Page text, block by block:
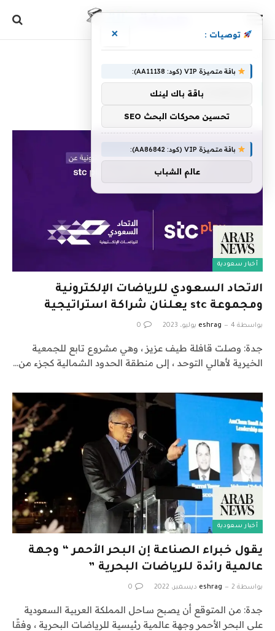
للرياضات
أخبار سعودية
الاتحاد السعودي للرياضات الإلكترونية
ومجموعة stc يعلنان شراكة استراتيجية
بواسطة eshrag 4 يوليو، 2023 0
جدة: وصلت قافلة طيف عزيز ، وهي مشروع تابع للجمعية
الخيرية لأهالي التوحد ، إلى منطقة الحدود الشمالية كجزء من…
أخبار سعودية
يقول خبراء الصناعة إن البحر الأحمر “ وجهة
عالمية رائدة للرياضات البحرية ”
بواسطة eshrag 2 ديسمبر، 2022 0
جدة: من المتوقع أن يصبح ساحل المملكة العربية السعودية
على البحر الأحمر وجهة عالمية رئيسية للرياضات البحرية ، وفقًا
توصيات : ×
باقة متميزة VIP (كود: AA11138):
باقة باك لينك
تحسين محركات البحث SEO
باقة متميزة VIP (كود: AA86842):
عالم الشباب